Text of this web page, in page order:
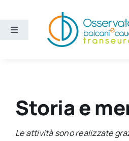
contenuto
Toggle
Storia e
Le attività sono realizzate